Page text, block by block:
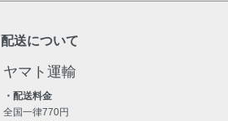
配送について
ヤマト運輸
・配送料金
全国一律770円